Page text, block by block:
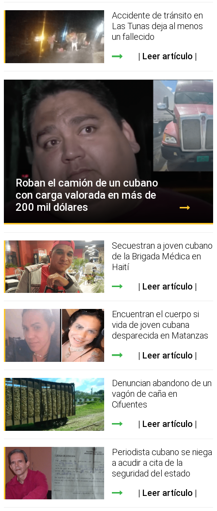
Accidente de tránsito en
Las Tunas deja al menos
un fallecido
Leer artículo
Roban el camión de un cubano
con carga valorada en más de
200 mil dólares
Secuestran a joven cubano
de la Brigada Médica en
Haití
Leer artículo
Encuentran el cuerpo si
vida de joven cubana
desparecida en Matanzas
Leer artículo
Denuncian abandono de un
vagón de caña en
Cifuentes
Leer artículo
Periodista cubano se niega
a acudir a cita de la
seguridad del estado
Leer artículo